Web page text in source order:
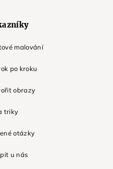
malování
po kroku
obrazy
triky
otázky
u nás